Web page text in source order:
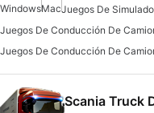
WindowsMacJuegos De
Juegos De Conducción De
Scania Truck